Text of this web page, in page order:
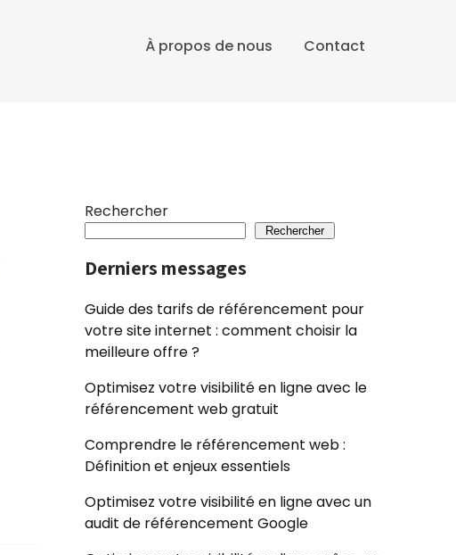
À propos de nous Contact
Rechercher
Rechercher
Derniers messages
Guide des tarifs de référencement pour
votre site internet : comment choisir la
meilleure offre ?
Optimisez votre visibilité en ligne avec le
référencement web gratuit
Comprendre le référencement web :
Définition et enjeux essentiels
Optimisez votre visibilité en ligne avec un
audit de référencement Google